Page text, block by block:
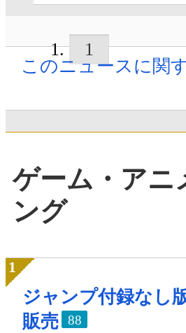
1
このニュースに関
ゲーム・アニ
ング
ジャンプ付録なし
販売
88